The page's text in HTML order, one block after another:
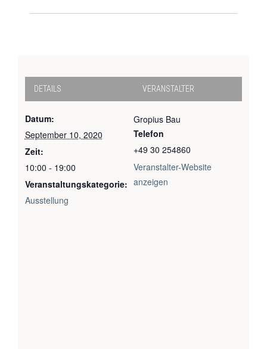
DETAILS
Datum:
September 10, 2020
Zeit:
10:00 - 19:00
Veranstaltungskategorie:
Ausstellung
VERANSTALTER
Gropius Bau
Telefon
+49 30 254860
Veranstalter-Website
anzeigen